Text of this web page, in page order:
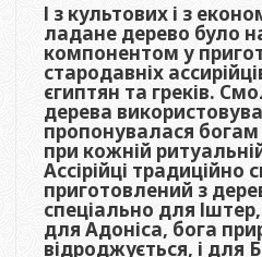
І з культових і з
ладане дерево було
компонентом у
стародавніх
єгиптян та греків.
дерева
пропонувалася
при кожній
Ассірійці
приготовлений з
спеціально для
для Адоніса, бога
відроджується, і для